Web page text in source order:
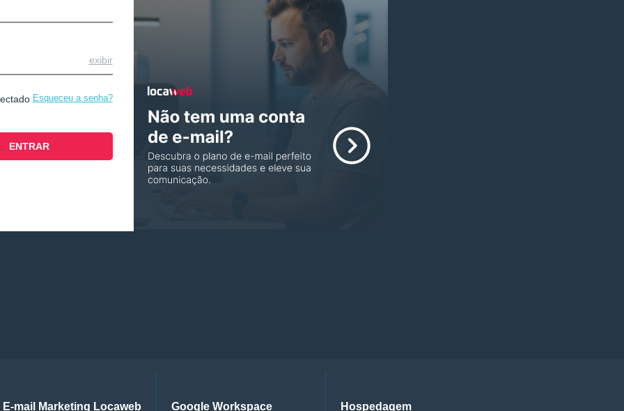
exibir
Esqueceu a senha?
E-mail Marketing Locaweb Google Workspace Hospedagem